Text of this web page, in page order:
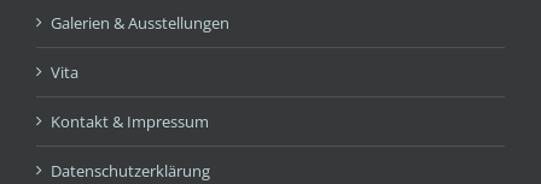
Galerien & Ausstellungen
Vita
Kontakt & Impressum
Datenschutzerklärung